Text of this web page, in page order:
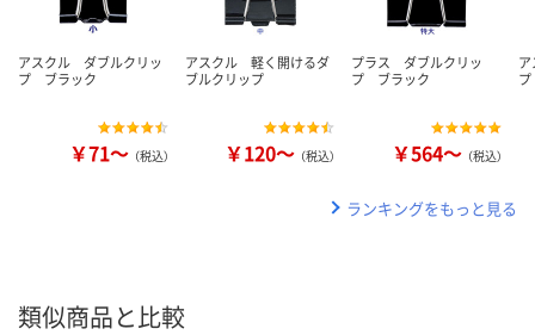
アスクル ダブルクリッ
プ ブラック
￥71～ （税込）
アスクル 軽く開けるダ
ブルクリップ
￥120～ （税込）
プラス ダブルクリッ
プ ブラック
￥564～ （税込）
ランキングをもっと見る
類似商品と比較